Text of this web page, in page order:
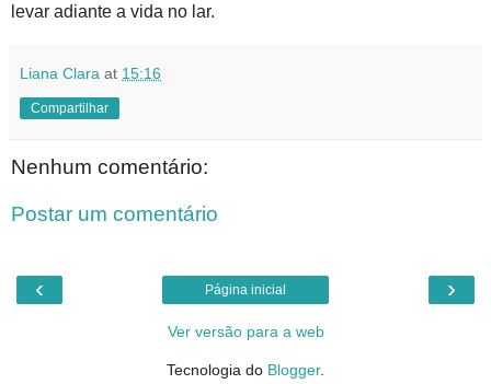
levar adiante a vida no lar.
Liana Clara at 15:16
Compartilhar
Nenhum comentário:
Postar um comentário
‹ ›
Página inicial
Ver versão para a web
Tecnologia do Blogger.